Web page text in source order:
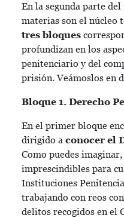
En la segunda parte
materias son el núcleo
tres bloques
profundizan en los
penitenciario y del
prisión. Veámoslos en
Bloque 1. Derecho
En el primer bloque
dirigido a conocer el
Como puedes
imprescindibles para
Instituciones
trabajando con reos
delitos recogidos en el